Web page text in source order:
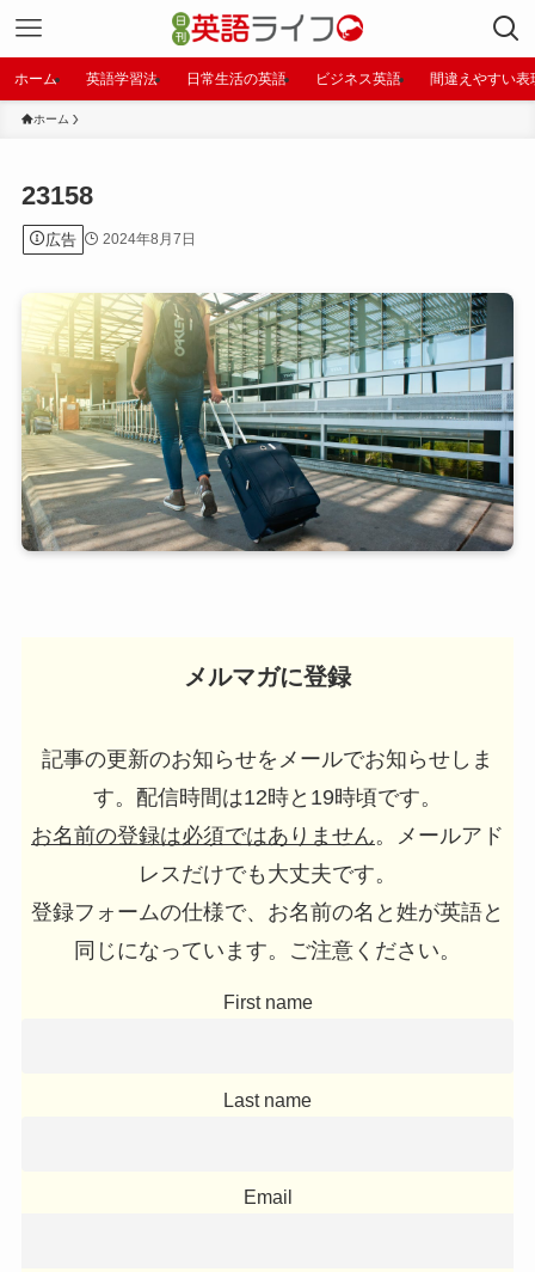
ホーム 英語学習法 日常生活の英語 ビジネス英語 間違えやすい表
ホーム
23158
広告 2024年8月7日
メルマガに登録
記事の更新のお知らせをメールでお知らせしま
す。配信時間は12時と19時頃です。
お名前の登録は必須ではありません。メールアド
レスだけでも大丈夫です。
登録フォームの仕様で、お名前の名と姓が英語と
同じになっています。ご注意ください。
First name
Last name
Email